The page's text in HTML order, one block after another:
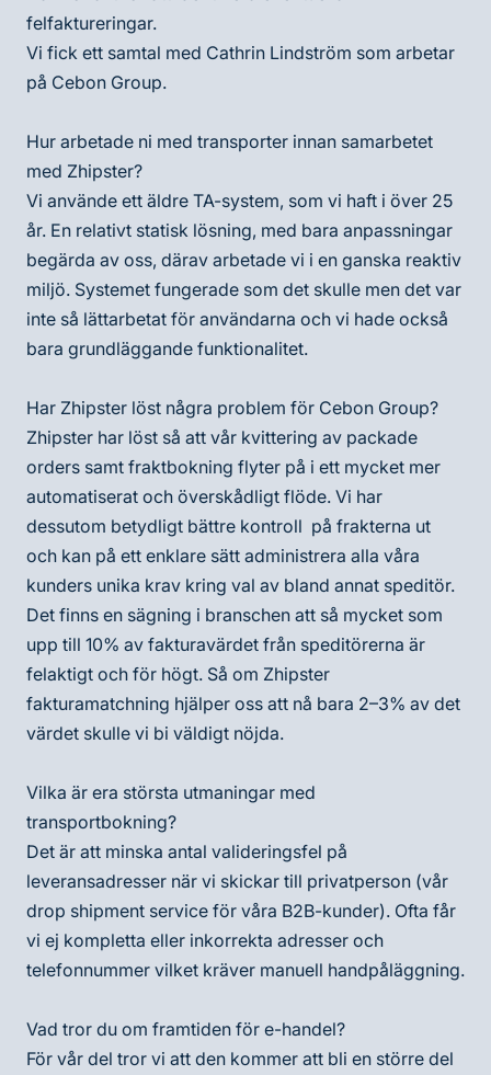
felfaktureringar.
Vi fick ett samtal med Cathrin Lindström som arbetar
på Cebon Group.
Hur arbetade ni med transporter innan samarbetet
med Zhipster?
Vi använde ett äldre TA-system, som vi haft i över 25
år. En relativt statisk lösning, med bara anpassningar
begärda av oss, därav arbetade vi i en ganska reaktiv
miljö. Systemet fungerade som det skulle men det var
inte så lättarbetat för användarna och vi hade också
bara grundläggande funktionalitet.
Har Zhipster löst några problem för Cebon Group?
Zhipster har löst så att vår kvittering av packade
orders samt fraktbokning flyter på i ett mycket mer
automatiserat och överskådligt flöde. Vi har
dessutom betydligt bättre kontroll på frakterna ut
och kan på ett enklare sätt administrera alla våra
kunders unika krav kring val av bland annat speditör.
Det finns en sägning i branschen att så mycket som
upp till 10% av fakturavärdet från speditörerna är
felaktigt och för högt. Så om Zhipster
fakturamatchning hjälper oss att nå bara 2–3% av det
värdet skulle vi bi väldigt nöjda.
Vilka är era största utmaningar med
transportbokning?
Det är att minska antal valideringsfel på
leveransadresser när vi skickar till privatperson (vår
drop shipment service för våra B2B-kunder). Ofta får
vi ej kompletta eller inkorrekta adresser och
telefonnummer vilket kräver manuell handpåläggning.
Vad tror du om framtiden för e-handel?
För vår del tror vi att den kommer att bli en större del